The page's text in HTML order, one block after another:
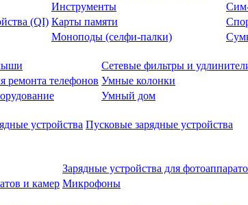
Инструменты
(QI) Карты памяти
Моноподы (селфи-палки)
Сетевые фильтры и
ремонта телефонов Умные колонки
Умный дом
устройства Пусковые зарядные устройства
Зарядные устройства для
и камер Микрофоны